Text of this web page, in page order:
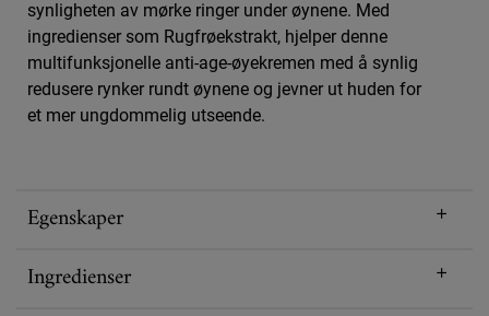
synligheten av mørke ringer under øynene. Med
ingredienser som Rugfrøekstrakt, hjelper denne
multifunksjonelle anti-age-øyekremen med å synlig
redusere rynker rundt øynene og jevner ut huden for
et mer ungdommelig utseende.
Egenskaper
Ingredienser